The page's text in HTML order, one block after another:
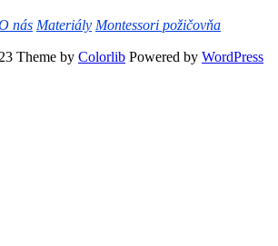
nás Materiály Montessori požičovňa
Theme by Colorlib Powered by WordPress